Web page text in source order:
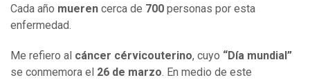
Cada año mueren cerca de 700 personas por esta
enfermedad.
Me refiero al cáncer cérvicouterino, cuyo “Día mundial”
se conmemora el 26 de marzo. En medio de este